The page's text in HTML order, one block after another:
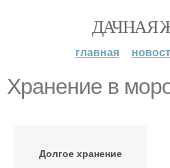
ДАЧНАЯ
главная
Хранение в
Долгое хранение